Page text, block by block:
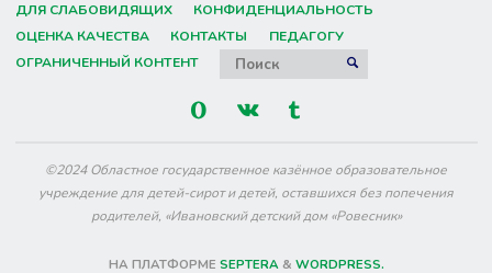
ДЛЯ СЛАБОВИДЯЩИХ
КОНФИДЕНЦИАЛЬНОСТЬ
ОЦЕНКА КАЧЕСТВА
КОНТАКТЫ
ПЕДАГОГУ
ОГРАНИЧЕННЫЙ КОНТЕНТ
ПОИСК
©2024 Областное государственное казённое образовательное
учреждение для детей-сирот и детей, оставшихся без попечения
родителей, «Ивановский детский дом «Ровесник»
НА ПЛАТФОРМЕ SEPTERA& WORDPRESS.